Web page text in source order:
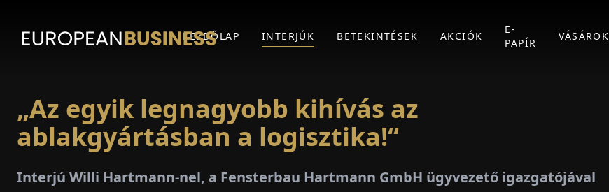
KEZDŐLAP INTERJÚK BETEKINTÉSEK AKCIÓK
E-
PAPÍR
VÁSÁROK
„Az egyik legnagyobb kihívás az
ablakgyártásban a logisztika!“
Interjú Willi Hartmann-nel, a Fensterbau Hartmann GmbH ügyvezető igazgatójával